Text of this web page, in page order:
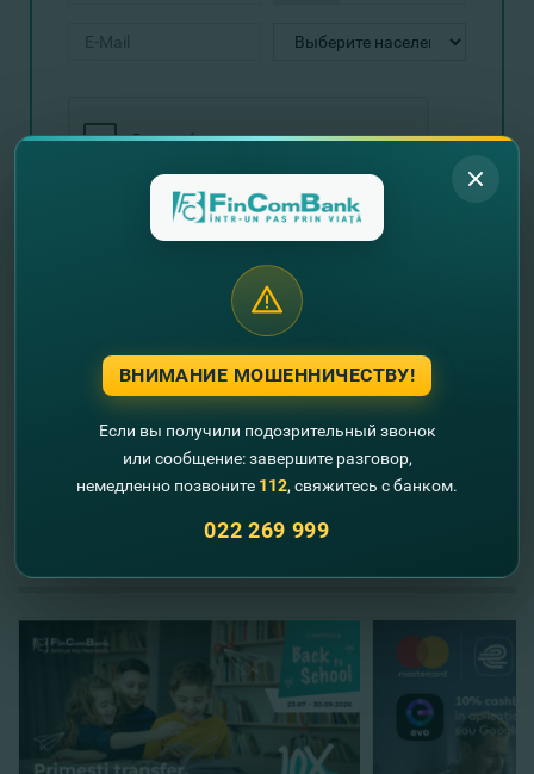
Отправить запрос
Пример расчета: Если стоимость автомобиля
составляет 20.000 евро, сроком на 48 месяцев, при
первоначальном взносе 40%, то общая стоимость
договора составляет 20134.81 евро, средний
ежемесячный платеж 273.64 евро, страхование
КАСКО - 4,20%, разовая комиссия - 398 евро. DAE
составит 6,21%.
Другие новости
ВНИМАНИЕ МОШЕННИЧЕСТВУ!
Если вы получили подозрительный звонок
или сообщение: завершите разговор,
немедленно позвоните 112, свяжитесь с банком.
022 269 999